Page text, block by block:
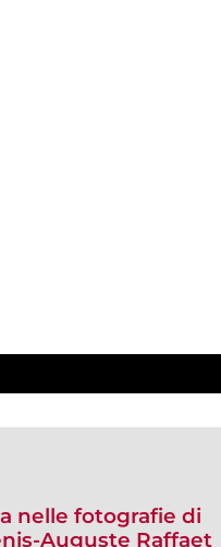
nelle fotografie di
Auguste Raffaet